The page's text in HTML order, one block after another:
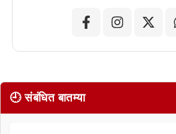
🕘 संबंधित बातम्या